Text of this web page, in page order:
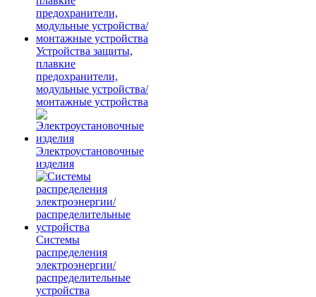
Устройства защиты,
плавкие
предохранители,
модульные устройства/
монтажные устройства
Электроустановочные
изделия
Системы
распределения
электроэнергии/
распределительные
устройства